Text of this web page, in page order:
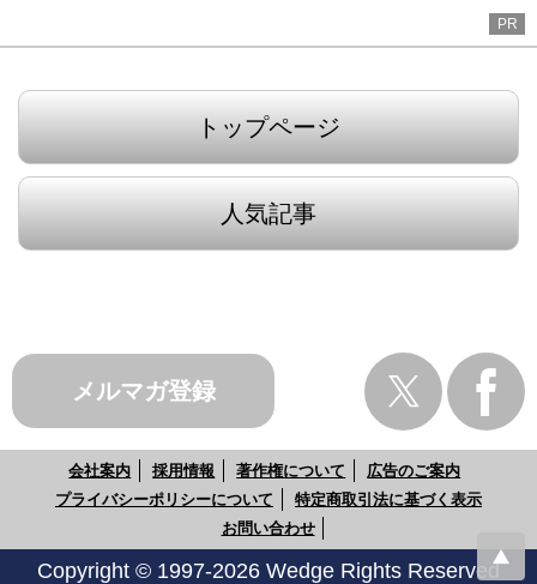
PR
トップページ
人気記事
メルマガ登録
会社案内 採用情報 著作権について
広告のご案内
プライバシーポリシーについて
特定商取引法に基づく表示
お問い合わせ
Copyright © 1997-2026 Wedge Rights Reserved